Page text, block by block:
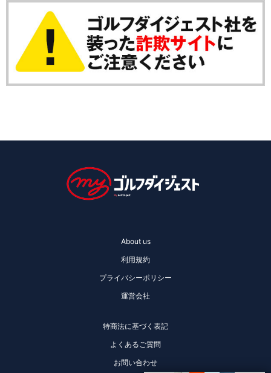
About us
利用規約
プライバシーポリシー
運営会社
特商法に基づく表記
よくあるご質問
お問い合わせ